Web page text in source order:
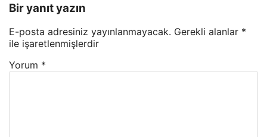
Bir yanıt yazın
E-posta adresiniz yayınlanmayacak. Gerekli alanlar *
ile işaretlenmişlerdir
Yorum *